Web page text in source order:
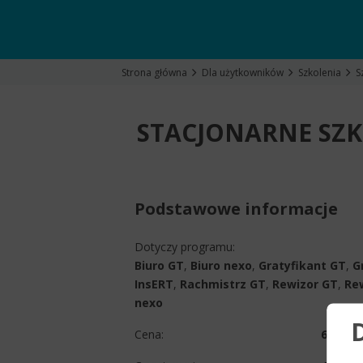
Strona główna Dla użytkowników Szkolenia
STACJONARNE
Podstawowe informacje
Dotyczy programu:
Biuro GT, Biuro nexo, Gratyfikant GT,
InsERT, Rachmistrz GT, Rewizor GT,
nexo
Cena: 690 zł